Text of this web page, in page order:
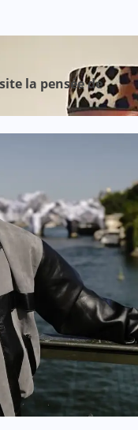
la pensée de